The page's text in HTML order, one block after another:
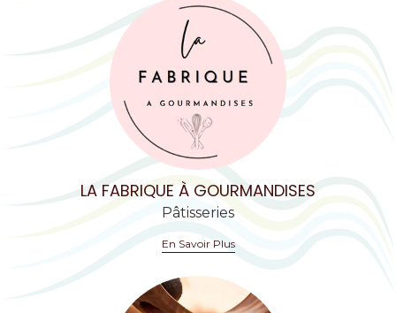
LA FABRIQUE À GOURMANDISES
Pâtisseries
En Savoir Plus